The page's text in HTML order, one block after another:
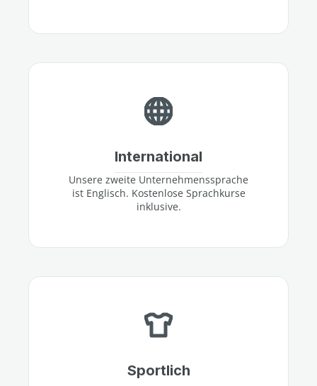
International
Unsere zweite Unternehmenssprache
ist Englisch. Kostenlose Sprachkurse
inklusive.
Sportlich